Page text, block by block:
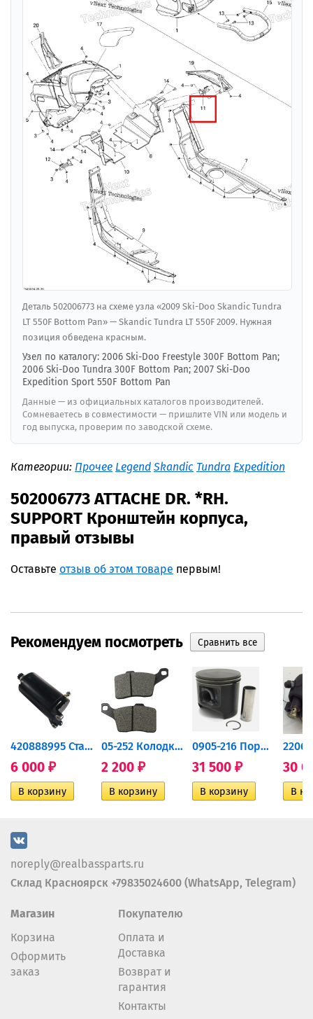
Деталь 502006773 на схеме узла «2009 Ski-Doo Skandic Tundra
LT 550F Bottom Pan» — Skandic Tundra LT 550F 2009. Нужная
позиция обведена красным.
Узел по каталогу: 2006 Ski-Doo Freestyle 300F Bottom Pan;
2006 Ski-Doo Tundra 300F Bottom Pan; 2007 Ski-Doo
Expedition Sport 550F Bottom Pan
Данные — из официальных каталогов производителей.
Сомневаетесь в совместимости — пришлите VIN или модель и
год выпуска, проверим по заводской схеме.
Категории: Прочее Legend Skandic Tundra Expedition
502006773 ATTACHE DR. *RH.
SUPPORT Кронштейн корпуса,
правый отзывы
Оставьте отзыв об этом товаре первым!
Рекомендуем посмотреть
420888995 Стартер для...
6 000 ₽
05-252 Колодки тормозные...
2 200 ₽
0905-216 Поршень Arctic Cat...
31 500 ₽ 30
noreply@realbassparts.ru
Склад Красноярск +79835024600 (WhatsApp, Telegram)
Магазин
Корзина
Оформить
заказ
Покупателю
Оплата и
Доставка
Возврат и
гарантия
Контакты